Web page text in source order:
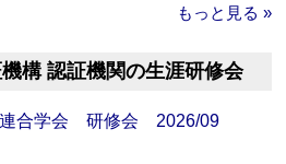
もっと見る »
構 認証機関の生涯研修会
連合学会 研修会 2026/09